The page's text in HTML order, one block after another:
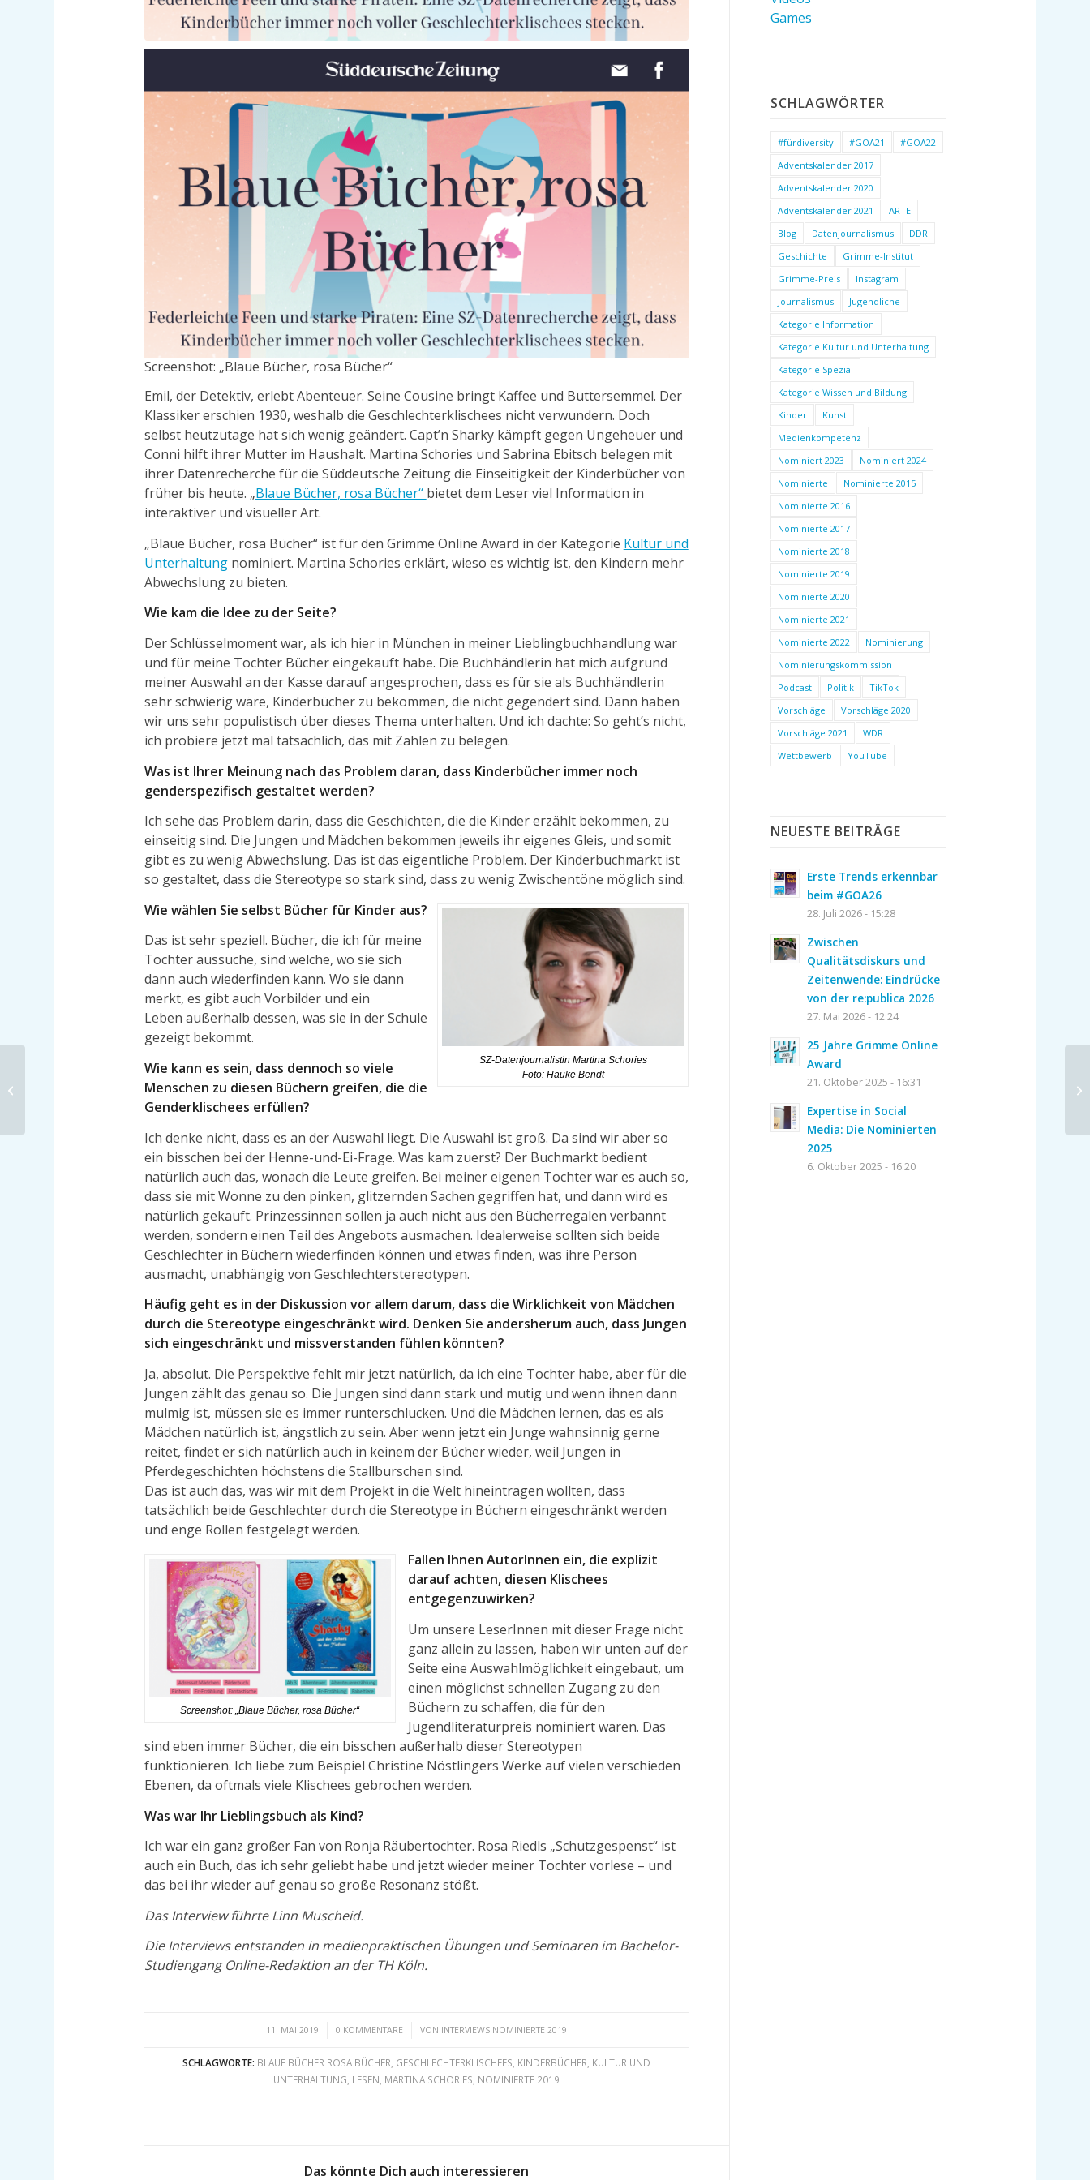
Screenshot: „Blaue Bücher, rosa Bücher“
Emil, der Detektiv, erlebt Abenteuer. Seine Cousine bringt Kaffee und Buttersemmel. Der
Klassiker erschien 1930, weshalb die Geschlechterklischees nicht verwundern. Doch
selbst heutzutage hat sich wenig geändert. Capt’n Sharky kämpft gegen Ungeheuer und
Conni hilft ihrer Mutter im Haushalt. Martina Schories und Sabrina Ebitsch belegen mit
ihrer Datenrecherche für die Süddeutsche Zeitung die Einseitigkeit der Kinderbücher von
früher bis heute. „Blaue Bücher, rosa Bücher“ bietet dem Leser viel Information in
interaktiver und visueller Art.
„Blaue Bücher, rosa Bücher“ ist für den Grimme Online Award in der Kategorie Kultur und
Unterhaltungnominiert. Martina Schories erklärt, wieso es wichtig ist, den Kindern mehr
Abwechslung zu bieten.
Wie kam die Idee zu der Seite?
Der Schlüsselmoment war, als ich hier in München in meiner Lieblingbuchhandlung war
und für meine Tochter Bücher eingekauft habe. Die Buchhändlerin hat mich aufgrund
meiner Auswahl an der Kasse darauf angesprochen, dass es für sie als Buchhändlerin
sehr schwierig wäre, Kinderbücher zu bekommen, die nicht gegendert sind. Dann haben
wir uns sehr populistisch über dieses Thema unterhalten. Und ich dachte: So geht’s nicht,
ich probiere jetzt mal tatsächlich, das mit Zahlen zu belegen.
Was ist Ihrer Meinung nach das Problem daran, dass Kinderbücher immer noch
genderspezifisch gestaltet werden?
Ich sehe das Problem darin, dass die Geschichten, die die Kinder erzählt bekommen, zu
einseitig sind. Die Jungen und Mädchen bekommen jeweils ihr eigenes Gleis, und somit
gibt es zu wenig Abwechslung. Das ist das eigentliche Problem. Der Kinderbuchmarkt ist
so gestaltet, dass die Stereotype so stark sind, dass zu wenig Zwischentöne möglich sind.
SZ-Datenjournalistin Martina Schories
Foto: Hauke Bendt
Wie wählen Sie selbst Bücher für Kinder aus?
Das ist sehr speziell. Bücher, die ich für meine
Tochter aussuche, sind welche, wo sie sich
dann auch wiederfinden kann. Wo sie dann
merkt, es gibt auch Vorbilder und ein
Leben außerhalb dessen, was sie in der Schule
gezeigt bekommt.
Wie kann es sein, dass dennoch so viele
Menschen zu diesen Büchern greifen, die die
Genderklischees erfüllen?
Ich denke nicht, dass es an der Auswahl liegt. Die Auswahl ist groß. Da sind wir aber so
ein bisschen bei der Henne-und-Ei-Frage. Was kam zuerst? Der Buchmarkt bedient
natürlich auch das, wonach die Leute greifen. Bei meiner eigenen Tochter war es auch so,
dass sie mit Wonne zu den pinken, glitzernden Sachen gegriffen hat, und dann wird es
natürlich gekauft. Prinzessinnen sollen ja auch nicht aus den Bücherregalen verbannt
werden, sondern einen Teil des Angebots ausmachen. Idealerweise sollten sich beide
Geschlechter in Büchern wiederfinden können und etwas finden, was ihre Person
ausmacht, unabhängig von Geschlechterstereotypen.
Häufig geht es in der Diskussion vor allem darum, dass die Wirklichkeit von Mädchen
durch die Stereotype eingeschränkt wird. Denken Sie andersherum auch, dass Jungen
sich eingeschränkt und missverstanden fühlen könnten?
Ja, absolut. Die Perspektive fehlt mir jetzt natürlich, da ich eine Tochter habe, aber für die
Jungen zählt das genau so. Die Jungen sind dann stark und mutig und wenn ihnen dann
mulmig ist, müssen sie es immer runterschlucken. Und die Mädchen lernen, das es als
Mädchen natürlich ist, ängstlich zu sein. Aber wenn jetzt ein Junge wahnsinnig gerne
reitet, findet er sich natürlich auch in keinem der Bücher wieder, weil Jungen in
Pferdegeschichten höchstens die Stallburschen sind.
Das ist auch das, was wir mit dem Projekt in die Welt hineintragen wollten, dass
tatsächlich beide Geschlechter durch die Stereotype in Büchern eingeschränkt werden
und enge Rollen festgelegt werden.
Screenshot: „Blaue Bücher, rosa Bücher“
Fallen Ihnen AutorInnen ein, die explizit
darauf achten, diesen Klischees
entgegenzuwirken?
Um unsere LeserInnen mit dieser Frage nicht
ganz allein zu lassen, haben wir unten auf der
Seite eine Auswahlmöglichkeit eingebaut, um
einen möglichst schnellen Zugang zu den
Büchern zu schaffen, die für den
Jugendliteraturpreis nominiert waren. Das
sind eben immer Bücher, die ein bisschen außerhalb dieser Stereotypen
funktionieren. Ich liebe zum Beispiel Christine Nöstlingers Werke auf vielen verschieden
Ebenen, da oftmals viele Klischees gebrochen werden.
Was war Ihr Lieblingsbuch als Kind?
Ich war ein ganz großer Fan von Ronja Räubertochter. Rosa Riedls „Schutzgespenst“ ist
auch ein Buch, das ich sehr geliebt habe und jetzt wieder meiner Tochter vorlese – und
das bei ihr wieder auf genau so große Resonanz stößt.
Das Interview führte Linn Muscheid.
Die Interviews entstanden in medienpraktischen Übungen und Seminaren im Bachelor-
Studiengang Online-Redaktion an der TH Köln.
11. MAI 2019
/ 0 KOMMENTARE
/ VON INTERVIEWS NOMINIERTE 2019
SCHLAGWORTE: BLAUE BÜCHER ROSA BÜCHER GESCHLECHTERKLISCHEES KINDERBÜCHER KULTUR UND
UNTERHALTUNG LESEN MARTINA SCHORIES NOMINIERTE 2019
Das könnte Dich auch interessieren
Games
SCHLAGWÖRTER
#fürdiversity #GOA21
#GOA22
Adventskalender 2017
Adventskalender 2020
Adventskalender 2021
ARTE
Blog
Datenjournalismus
DDR
Geschichte
Grimme-Institut
Grimme-Preis
Instagram
Journalismus
Jugendliche
Kategorie Information
Kategorie Kultur und Unterhaltung
Kategorie Spezial
Kategorie Wissen und Bildung
Kinder
Kunst
Medienkompetenz
Nominiert 2023
Nominiert 2024
Nominierte
Nominierte 2015
Nominierte 2016
Nominierte 2017
Nominierte 2018
Nominierte 2019
Nominierte 2020
Nominierte 2021
Nominierte 2022
Nominierung
Nominierungskommission
Podcast
Politik
TikTok
Vorschläge
Vorschläge 2020
Vorschläge 2021
WDR
Wettbewerb
YouTube
NEUESTE BEITRÄGE
Erste Trends erkennbar
beim #GOA26
28. Juli 2026 - 15:28
Zwischen
Qualitätsdiskurs und
Zeitenwende: Eindrücke
von der re:publica 2026
27. Mai 2026 - 12:24
25 Jahre Grimme Online
Award
21. Oktober 2025 - 16:31
Expertise in Social
Media: Die Nominierten
2025
6. Oktober 2025 - 16:20